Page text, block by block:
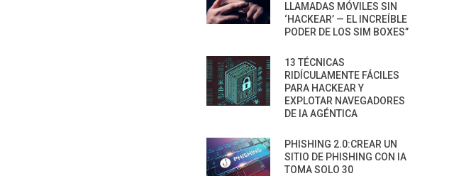
LLAMADAS MÓVILES SIN
‘HACKEAR’ — EL INCREÍBLE
PODER DE LOS SIM BOXES”
13 TÉCNICAS
RIDÍCULAMENTE FÁCILES
PARA HACKEAR Y
EXPLOTAR NAVEGADORES
DE IA AGÉNTICA
PHISHING 2.0:CREAR UN
SITIO DE PHISHING CON IA
TOMA SOLO 30